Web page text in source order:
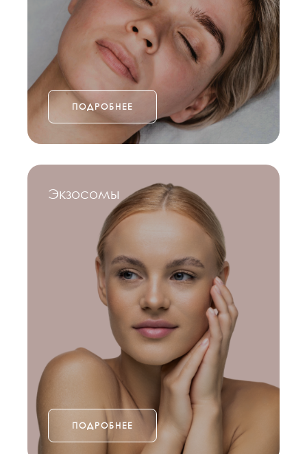
ПОДРОБНЕЕ
Экзосомы
ПОДРОБНЕЕ